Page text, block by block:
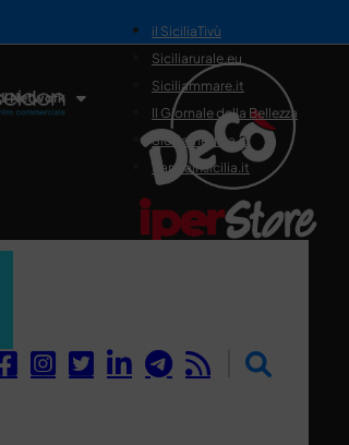
Il Network
il SiciliaTivù
Siciliarurale.eu
Siciliammare.it
Il Giornale della Bellezza
Siciliamedica.it
Sanitainsicilia.it